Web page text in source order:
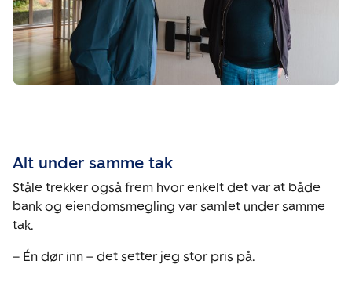
Alt under samme tak
Ståle trekker også frem hvor enkelt det var at både
bank og eiendomsmegling var samlet under samme
tak.
– Én dør inn – det setter jeg stor pris på.